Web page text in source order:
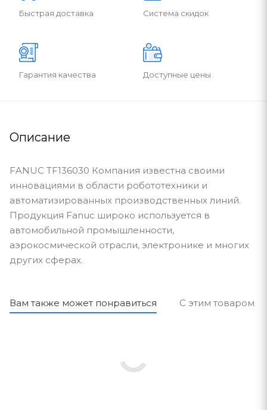
Быстрая доставка Система скидок
Гарантия качества Доступные цены
Описание
FANUC TF136030 Компания известна своими
инновациями в области робототехники и
автоматизированных производственных линий.
Продукция Fanuc широко используется в
автомобильной промышленности,
аэрокосмической отрасли, электронике и многих
других сферах.
Вам также может понравиться С этим товаром